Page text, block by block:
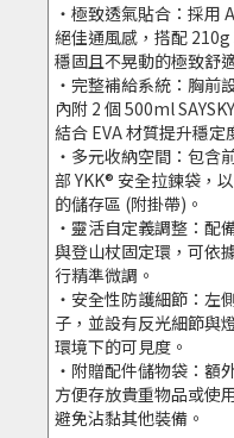
・極致透氣貼合：採用
絕佳通風感，搭配
穩固且不晃動的極致舒
・完整補給系統：胸前
內附 2 個 500ml
結合 EVA 材質提升穩定
・多元收納空間：包含
部 YKK® 安全拉鍊袋，
的儲存區 (附掛帶)。
・靈活自定義調整：配
與登山杖固定環，可依
行精準微調。
・安全性防護細節：左
子，並設有反光細節與
環境下的可見度。
・附贈配件儲物袋：額
方便存放貴重物品或使
避免沾黏其他裝備。